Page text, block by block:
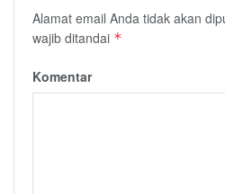
Alamat email Anda tidak akan
wajib ditandai *
Komentar